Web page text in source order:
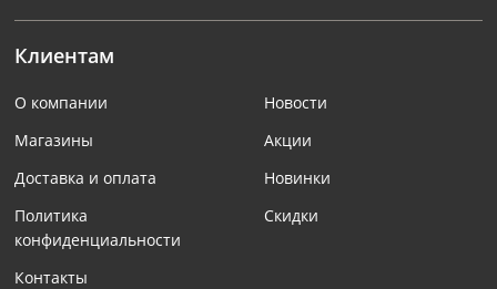
Клиентам
О компании
Магазины
Доставка и оплата
Политика
конфиденциальности
Контакты
Новости
Акции
Новинки
Скидки